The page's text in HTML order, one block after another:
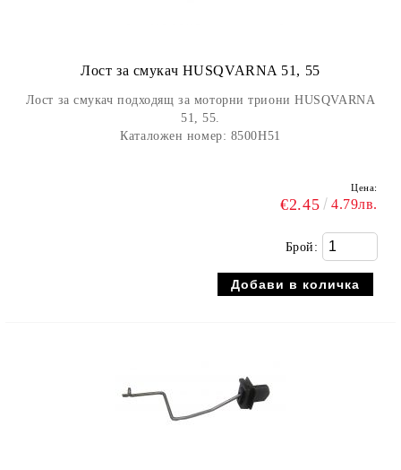
Лост за смукач HUSQVARNA 51, 55
Лост за смукач подходящ за моторни триони HUSQVARNA
51, 55.
Каталожен номер: 8500H51
Цена:
€2.45 4.79лв.
Брой: